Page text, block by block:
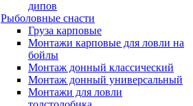
дипов
Рыболовные снасти
Груза карповые
Монтажи карповые для ловли на
бойлы
Монтаж донный классический
Монтаж донный универсальный
Монтажи для ловли